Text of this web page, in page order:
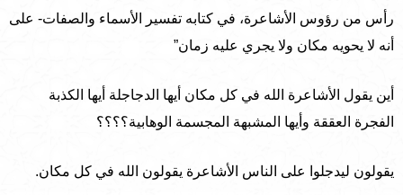
رأس من رؤوس الأشاعرة، في كتابه تفسير الأسماء والصفات- على
أنه لا يحويه مكان ولا يجري عليه زمان”
أين يقول الأشاعرة الله في كل مكان أيها الدجاجلة أيها الكذبة
الفجرة العققة وأيها المشبهة المجسمة الوهابية؟؟؟؟
يقولون ليدجلوا على الناس الأشاعرة يقولون الله في كل مكان.